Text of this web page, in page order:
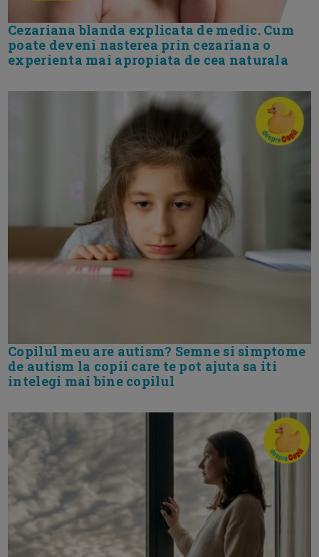
Cezariana blanda explicata de medic. Cum
poate deveni nasterea prin cezariana o
experienta mai apropiata de cea naturala
Copilul meu are autism? Semne si simptome
de autism la copii care te pot ajuta sa iti
intelegi mai bine copilul